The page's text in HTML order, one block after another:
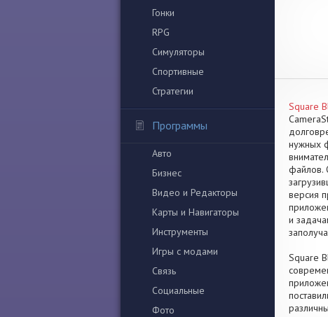
Гонки
RPG
Симуляторы
Спортивные
Стратегии
Программы
Авто
Бизнес
Видео и Редакторы
Карты и Навигаторы
Инструменты
Игры с модами
Связь
Социальные
Фото
Square
нужных
файлов.
версия
и
Square